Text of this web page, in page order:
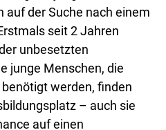
auf der Suche nach einem
seit 2 Jahren
unbesetzten
junge Menschen, die
werden, finden
– auch sie
auf einen